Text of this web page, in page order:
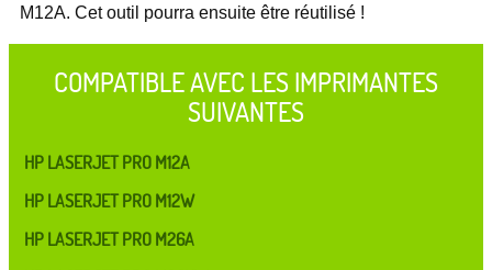
M12A. Cet outil pourra ensuite être réutilisé !
COMPATIBLE AVEC LES IMPRIMANTES
SUIVANTES
HP LASERJET PRO M12A
HP LASERJET PRO M12W
HP LASERJET PRO M26A